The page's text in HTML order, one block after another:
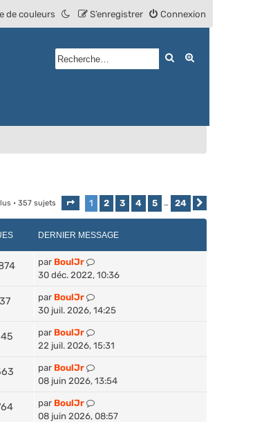
Connexion
S’enregistrer
de couleurs
Rechercher
• 357 sujets Page 1sur24
1 2 3 4 5 … 24
DERNIER MESSAGE
par BoulJr
30 déc. 2022, 10:36
par BoulJr
30 juil. 2026, 14:25
par BoulJr
22 juil. 2026, 15:31
par BoulJr
08 juin 2026, 13:54
par BoulJr
08 juin 2026, 08:57